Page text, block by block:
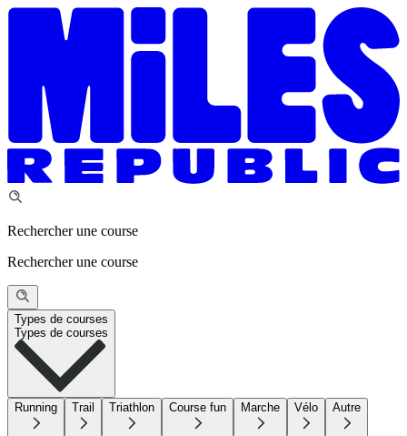
Rechercher une course
Rechercher une course
Types de courses
Types de courses
Running Trail Triathlon Course fun Marche Vélo Autre